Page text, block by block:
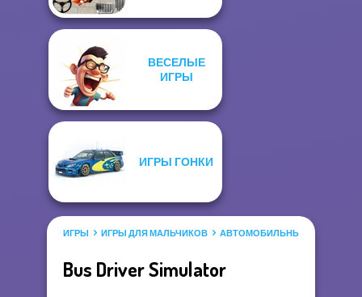
ВЕСЕЛЫЕ
ИГРЫ
ИГРЫ ГОНКИ
ИГРЫ ИГРЫ ДЛЯ МАЛЬЧИКОВ АВТОМОБИЛЬНЫЕ ИГРЫ
Bus Driver Simulator